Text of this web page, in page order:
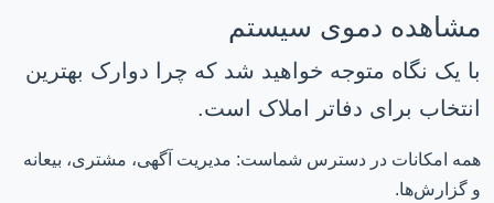
مشاهده دموی سیستم
با یک نگاه متوجه خواهید شد که چرا دوارک بهترین
انتخاب برای دفاتر املاک است.
همه امکانات در دسترس شماست: مدیریت آگهی، مشتری، بیعانه
و گزارش‌ها.